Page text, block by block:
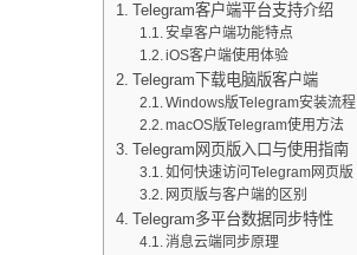
Telegram客户端平台支持介绍
安卓客户端功能特点
iOS客户端使用体验
Telegram下载电脑版客户端
Windows版Telegram安装流程
macOS版Telegram使用方法
Telegram网页版入口与使用指南
如何快速访问Telegram网页版
网页版与客户端的区别
Telegram多平台数据同步特性
消息云端同步原理